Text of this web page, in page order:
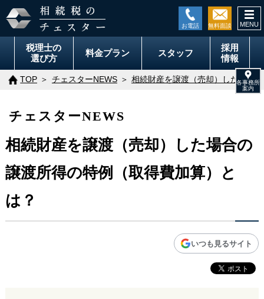
税理士の
選び方
料金プラン スタッフ
採用
情報
TOP チェスターNEWS 相続財産を譲渡（売却）した場合
チェスターNEWS
相続財産を譲渡（売却）した場合の
譲渡所得の特例（取得費加算）と
は？
いつも見るサイト